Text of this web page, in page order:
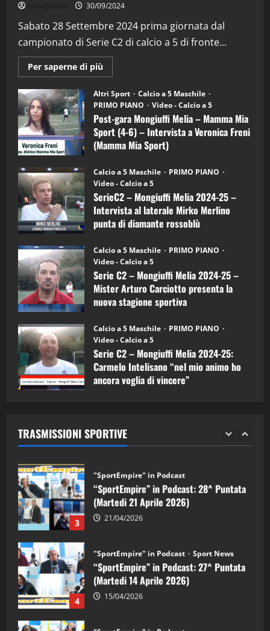
30/09/2024
Sabato 28 Settembre 2024 prima giornata dal
campionato di Serie C2 di calcio a 5 di fronte...
Per saperne di più
informazioni
Post-
gara
Mongiuffi
Melia
–
Mamma
Mia
Sport
6)
–
Intervista
a
mister
Arturo
Carciotto
(Mongiuffi
Altri Sport
Calcio a 5 Maschile
PRIMO PIANO
Video - Calcio a 5
Post-gara Mongiuffi Melia – Mamma Mia
Sport (4-6) – Intervista a Veronica Freni
(Mamma Mia Sport)
Calcio a 5 Maschile
PRIMO PIANO
Video - Calcio a 5
SerieC2 – Mongiuffi Melia 2024-25 –
Intervista al laterale Mirko Merlino
punta di diamante rossoblù
Calcio a 5 Maschile
PRIMO PIANO
Video - Calcio a 5
Serie C2 – Mongiuffi Melia 2024-25 –
Mister Arturo Carciotto presenta la
nuova stagione sportiva
Calcio a 5 Maschile
PRIMO PIANO
Video - Calcio a 5
Serie C2 – Mongiuffi Melia 2024-25:
Carmelo Intelisano “nel mio animo ho
ancora voglia di vincere”
TRASMISSIONI SPORTIVE
2
“SportEmpire” in Podcast: 29^ Puntata
(Martedi 28 Aprile 2026)
28/04/2026
3
"SportEmpire" in Podcast
“SportEmpire” in Podcast: 28^ Puntata
(Martedi 21 Aprile 2026)
21/04/2026
4
“SportEmpire” in Podcast: 27^ Puntata
(Martedi 14 Aprile 2026)
15/04/2026
5
“SportEmpire” in Podcast: 26^ Puntata
(Martedi 07 Aprile 2026)
08/04/2026
1
“SportEmpire” in Podcast: 30^ Puntata
(Martedi 05 Maggio 2026)
08/05/2026
2 28/04/2026
3
“SportEmpire” in Podcast: 28^ Puntata
(Martedi 21 Aprile 2026)
4
“SportEmpire” in Podcast: 27^ Puntata
(Martedi 14 Aprile 2026)